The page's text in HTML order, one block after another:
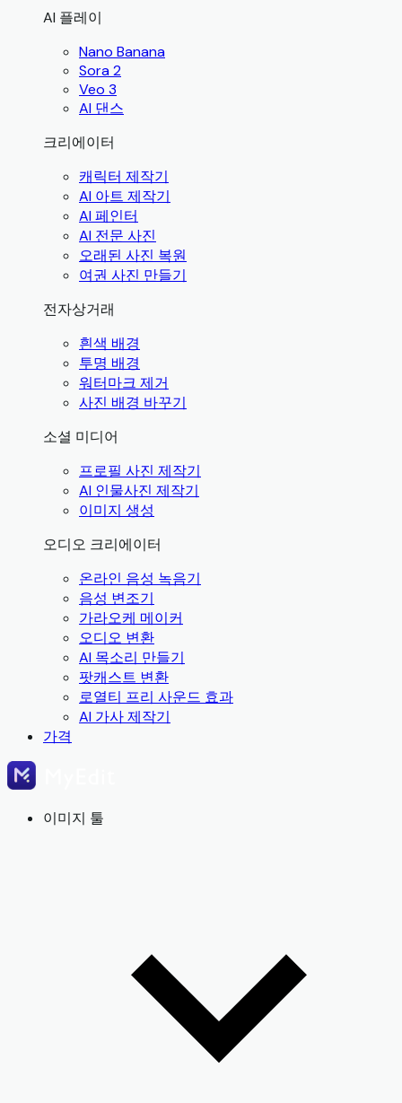
AI 플레이
Nano Banana
Sora 2
Veo 3
AI 댄스
크리에이터
캐릭터 제작기
AI 아트 제작기
AI 페인터
AI 전문 사진
오래된 사진 복원
여권 사진 만들기
전자상거래
흰색 배경
투명 배경
워터마크 제거
사진 배경 바꾸기
소셜 미디어
프로필 사진 제작기
AI 인물사진 제작기
이미지 생성
오디오 크리에이터
온라인 음성 녹음기
음성 변조기
가라오케 메이커
오디오 변환
AI 목소리 만들기
팟캐스트 변환
로열티 프리 사운드 효과
AI 가사 제작기
가격
이미지 툴